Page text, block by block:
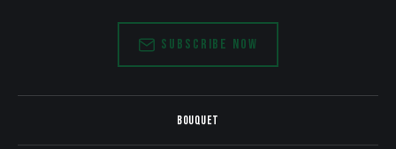
SUBSCRIBE NOW
BOUQUET